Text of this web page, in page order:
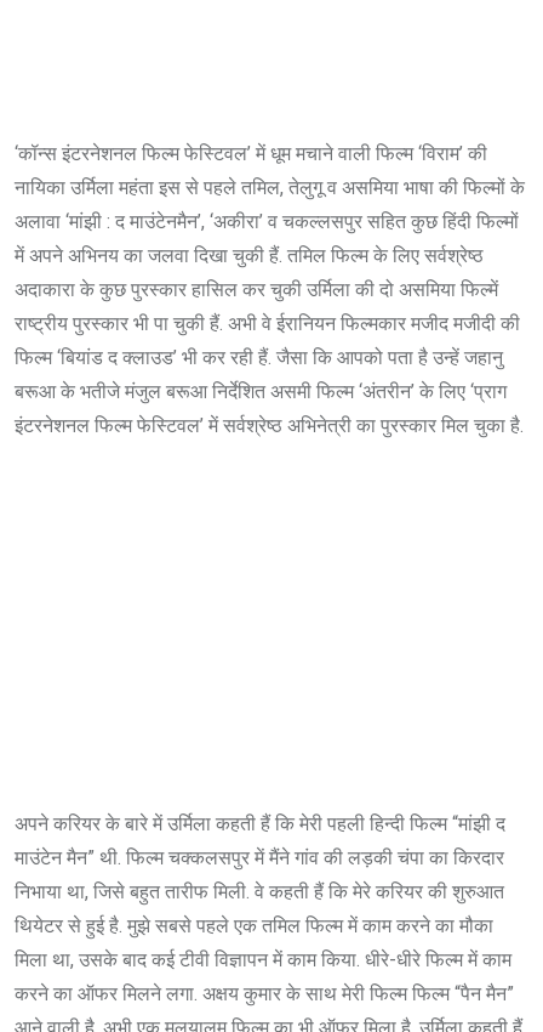
‘कॉन्स इंटरनेशनल फिल्म फेस्टिवल’ में धूम मचाने वाली फिल्म ‘विराम’ की
नायिका उर्मिला महंता इस से पहले तमिल, तेलुगू व असमिया भाषा की फिल्मों के
अलावा ‘मांझी : द माउंटेनमैन’, ‘अकीरा’ व चकल्लसपुर सहित कुछ हिंदी फिल्मों
में अपने अभिनय का जलवा दिखा चुकी हैं. तमिल फिल्म के लिए सर्वश्रेष्ठ
अदाकारा के कुछ पुरस्कार हासिल कर चुकी उर्मिला की दो असमिया फिल्में
राष्ट्रीय पुरस्कार भी पा चुकी हैं. अभी वे ईरानियन फिल्मकार मजीद मजीदी की
फिल्म ‘बियांड द क्लाउड’ भी कर रही हैं. जैसा कि आपको पता है उन्हें जहानु
बरूआ के भतीजे मंजुल बरूआ निर्देशित असमी फिल्म ‘अंतरीन’ के लिए ‘प्राग
इंटरनेशनल फिल्म फेस्टिवल’ में सर्वश्रेष्ठ अभिनेत्री का पुरस्कार मिल चुका है.
अपने करियर के बारे में उर्मिला कहती हैं कि मेरी पहली हिन्दी फिल्म “मांझी द
माउंटेन मैन” थी. फिल्म चक्कलसपुर में मैंने गांव की लड़की चंपा का किरदार
निभाया था, जिसे बहुत तारीफ मिली. वे कहती हैं कि मेरे करियर की शुरुआत
थियेटर से हुई है. मुझे सबसे पहले एक तमिल फिल्म में काम करने का मौका
मिला था, उसके बाद कई टीवी विज्ञापन में काम किया. धीरे-धीरे फिल्म में काम
करने का ऑफर मिलने लगा. अक्षय कुमार के साथ मेरी फिल्म फिल्म “पैन मैन”